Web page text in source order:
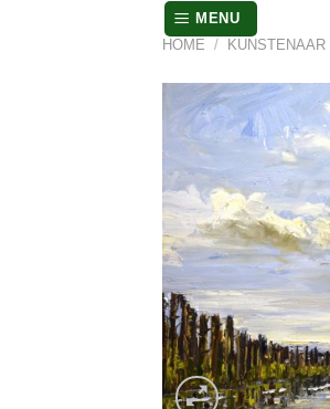
MENU
HOME / KUNSTENAAR